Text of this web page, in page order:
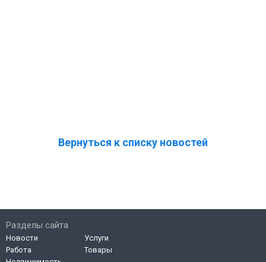
Вернуться к списку новостей
Разделы сайта
Новости
Работа
Услуги
Товары